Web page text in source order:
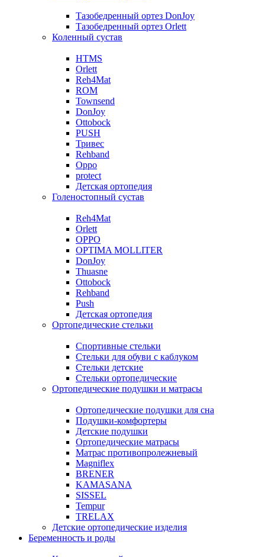
Тазобедренный ортез DonJoy
Тазобедренный ортез Orlett
Коленный сустав
HTMS
Orlett
Reh4Mat
ROM
Townsend
DonJoy
Ottobock
PUSH
Тривес
Rehband
Oppo
protect
Детская ортопедия
Голеностопный сустав
Reh4Mat
Orlett
OPPO
OPTIMA MOLLITER
DonJoy
Thuasne
Ottobock
Rehband
Push
Детская ортопедия
Ортопедические стельки
Спортивные стельки
Стельки для обуви с каблуком
Стельки детские
Стельки ортопедические
Ортопедические подушки и матрасы
Ортопедические подушки для сна
Подушки-комфортеры
Детские подушки
Ортопедические матрасы
Матрас противопролежневый
Magniflex
BRENER
KAMASANA
SISSEL
Tempur
TRELAX
Детские ортопедические изделия
Беременность и роды